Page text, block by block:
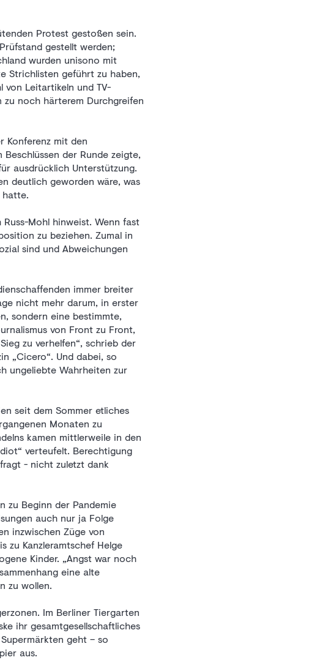
Protest gestoßen sein.
gestellt werden;
wurden unisono mit
Strichlisten geführt zu haben,
von Leitartikeln und TV-
noch härterem Durchgreifen
Konferenz mit den
der Runde zeigte,
ausdrücklich Unterstützung.
deutlich geworden wäre, was
hatte.
Mohl hinweist. Wenn fast
zu beziehen. Zumal in
sind und Abweichungen
immer breiter
nicht mehr darum, in erster
sondern eine bestimmte,
von Front zu Front,
zu verhelfen“, schrieb der
„Cicero“. Und dabei, so
ungeliebte Wahrheiten zur
seit dem Sommer etliches
Monaten zu
kamen mittlerweile in den
verteufelt. Berechtigung
- nicht zuletzt dank
zu Beginn der Pandemie
auch nur ja Folge
inzwischen Züge von
zu Kanzleramtschef Helge
Kinder. „Angst war noch
eine alte
zu wollen.
Im Berliner Tiergarten
ihr gesamtgesellschaftliches
geht – so
aus.